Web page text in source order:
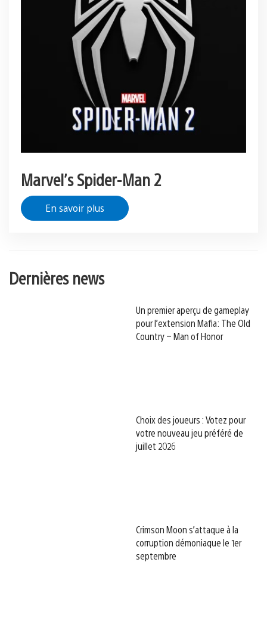
Marvel’s Spider-Man 2
En savoir plus
Dernières news
Un premier aperçu de gameplay
pour l’extension Mafia: The Old
Country – Man of Honor
Choix des joueurs : Votez pour
votre nouveau jeu préféré de
juillet 2026
Crimson Moon s’attaque à la
corruption démoniaque le 1er
septembre